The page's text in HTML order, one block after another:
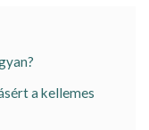
a kellemes